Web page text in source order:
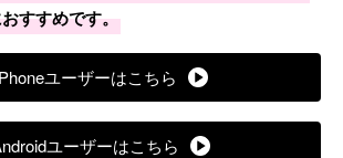
すすめです。
ユーザーはこちら
ユーザーはこちら